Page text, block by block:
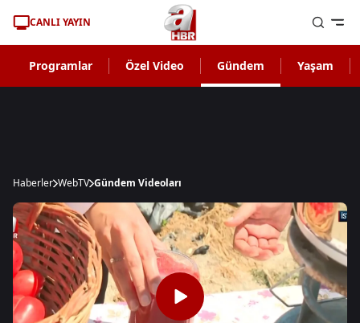
CANLI YAYIN
Programlar Özel Video Gündem Yaşam
Haberler WebTV Gündem Videoları